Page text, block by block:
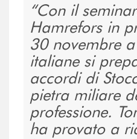
Con il
Hamrefors in
30 novembre
italiane si
accordi di
pietra miliare
professione.
ha provato a